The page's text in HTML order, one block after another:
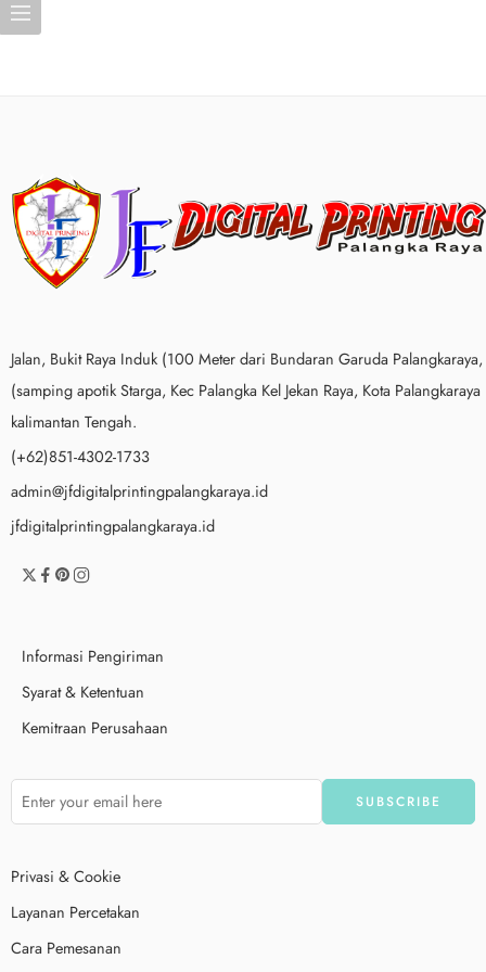
Jalan, Bukit Raya Induk (100 Meter dari Bundaran Garuda Palangkaraya,
(samping apotik Starga, Kec Palangka Kel Jekan Raya, Kota Palangkaraya
kalimantan Tengah.
(+62)851-4302-1733
admin@jfdigitalprintingpalangkaraya.id
jfdigitalprintingpalangkaraya.id
Informasi Pengiriman
Syarat & Ketentuan
Kemitraan Perusahaan
Privasi & Cookie
Layanan Percetakan
Cara Pemesanan